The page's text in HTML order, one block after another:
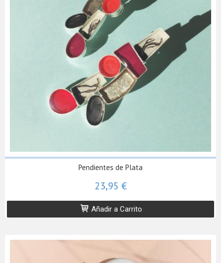
Pendientes de Plata
23,95 €
Añadir a Carrito